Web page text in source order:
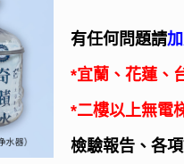
有任何問題請
*宜蘭、花蓮、
*二樓以上無電
檢驗報告、各項